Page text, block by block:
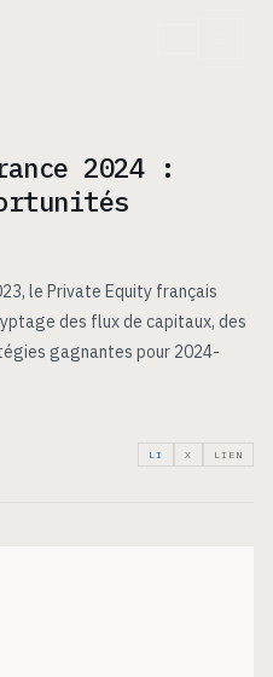
2024 :
le Private Equity français
des flux de capitaux, des
gagnantes pour 2024-
LI X LIEN